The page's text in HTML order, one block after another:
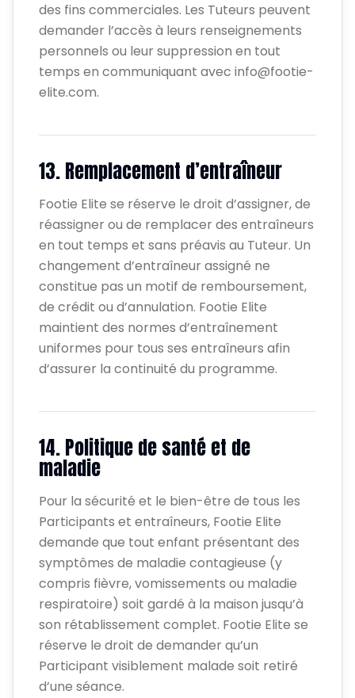
des fins commerciales. Les Tuteurs peuvent
demander l’accès à leurs renseignements
personnels ou leur suppression en tout
temps en communiquant avec info@footie-
elite.com.
13. Remplacement d’entraîneur
Footie Elite se réserve le droit d’assigner, de
réassigner ou de remplacer des entraîneurs
en tout temps et sans préavis au Tuteur. Un
changement d’entraîneur assigné ne
constitue pas un motif de remboursement,
de crédit ou d’annulation. Footie Elite
maintient des normes d’entraînement
uniformes pour tous ses entraîneurs afin
d’assurer la continuité du programme.
14. Politique de santé et de
maladie
Pour la sécurité et le bien-être de tous les
Participants et entraîneurs, Footie Elite
demande que tout enfant présentant des
symptômes de maladie contagieuse (y
compris fièvre, vomissements ou maladie
respiratoire) soit gardé à la maison jusqu’à
son rétablissement complet. Footie Elite se
réserve le droit de demander qu’un
Participant visiblement malade soit retiré
d’une séance.